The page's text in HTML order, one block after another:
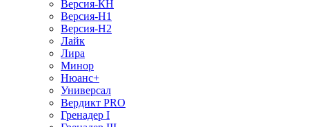
Версия-КН
Версия-Н1
Версия-Н2
Лайк
Лира
Минор
Нюанс+
Универсал
Вердикт PRO
Гренадер I